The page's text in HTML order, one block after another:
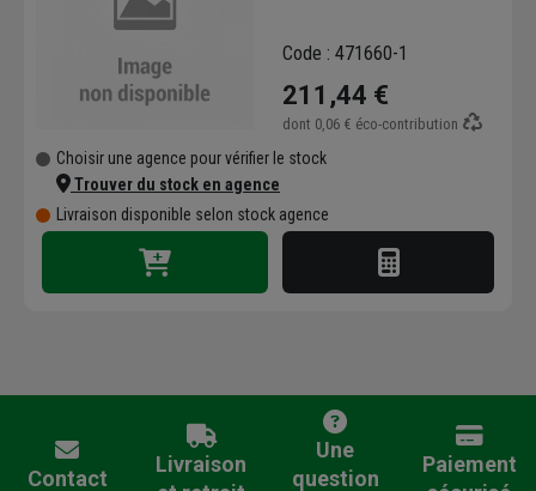
Code : 471660-1
211,44 €
dont 0,06 € éco-contribution
Choisir une agence pour vérifier le stock
Trouver du stock en agence
Livraison disponible selon stock agence
Contact
Livraison
Une
question
Paiement